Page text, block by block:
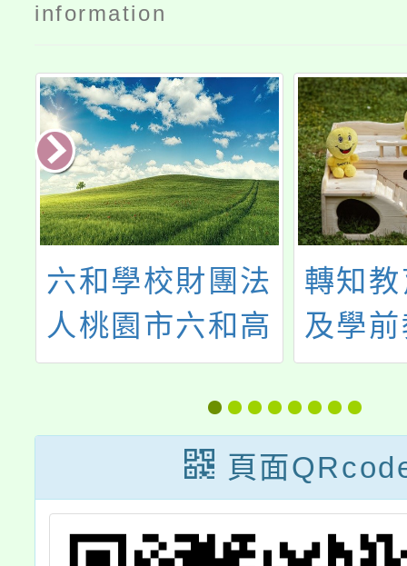
information
轉知教育部國民
及學前教育署發
展國民中小學階
段420性別平等
教育日課程教材
包，歡迎教師參
考運用，請查
中國
廣
「
高中
課
頁面